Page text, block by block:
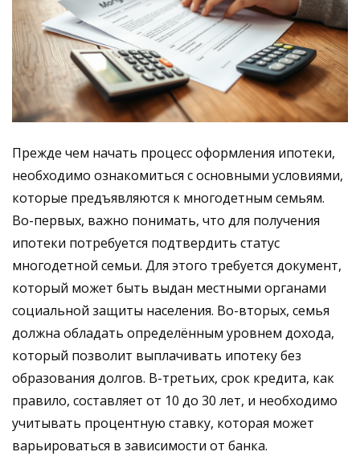
Прежде чем начать процесс оформления ипотеки,
необходимо ознакомиться с основными условиями,
которые предъявляются к многодетным семьям.
Во-первых, важно понимать, что для получения
ипотеки потребуется подтвердить статус
многодетной семьи. Для этого требуется документ,
который может быть выдан местными органами
социальной защиты населения. Во-вторых, семья
должна обладать определённым уровнем дохода,
который позволит выплачивать ипотеку без
образования долгов. В-третьих, срок кредита, как
правило, составляет от 10 до 30 лет, и необходимо
учитывать процентную ставку, которая может
варьироваться в зависимости от банка.